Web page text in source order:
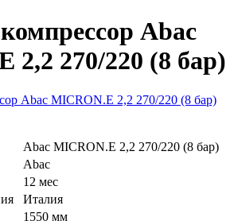
Abac
2,2 270/220 (8 бар)
Abac MICRON.E 2,2 270/220 (8 бар)
Abac
12 мес
Италия
1550 мм